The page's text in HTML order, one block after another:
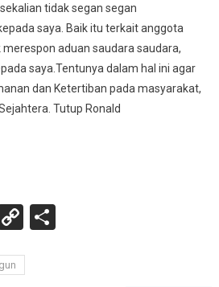
tidak segan segan
saya. Baik itu terkait anggota
aduan saudara saudara,
saya.Tentunya dalam hal ini agar
dan Ketertiban pada masyarakat,
Tutup Ronald
CopyShare